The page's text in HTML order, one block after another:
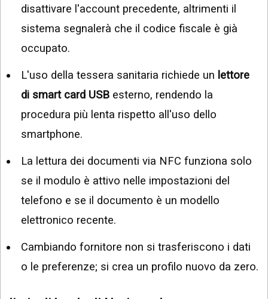
disattivare l'account precedente, altrimenti il
sistema segnalerà che il codice fiscale è già
occupato.
L'uso della tessera sanitaria richiede un lettore
di smart card USB esterno, rendendo la
procedura più lenta rispetto all'uso dello
smartphone.
La lettura dei documenti via NFC funziona solo
se il modulo è attivo nelle impostazioni del
telefono e se il documento è un modello
elettronico recente.
Cambiando fornitore non si trasferiscono i dati
o le preferenze; si crea un profilo nuovo da zero.